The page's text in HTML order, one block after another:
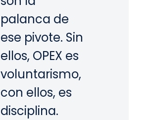
palanca de
ese pivote. Sin
ellos, OPEX es
voluntarismo,
con ellos, es
disciplina.